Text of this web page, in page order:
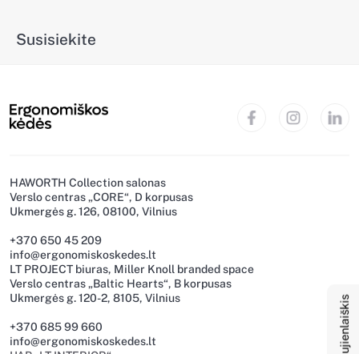
Naujienlaiškis
Susisiekite
HAWORTH Collection salonas
Verslo centras „CORE“, D korpusas
Ukmergės g. 126, 08100, Vilnius
+370 650 45 209
info@ergonomiskoskedes.lt
LT PROJECT biuras, Miller Knoll branded space
Verslo centras „Baltic Hearts“, B korpusas
Ukmergės g. 120-2, 8105, Vilnius
+370 685 99 660
info@ergonomiskoskedes.lt